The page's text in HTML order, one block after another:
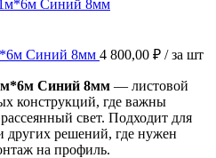
Синий 8мм 4 800,00 ₽ / за шт
Синий 8мм — листовой
конструкций, где важны
свет. Подходит для
других решений, где нужен
на профиль.